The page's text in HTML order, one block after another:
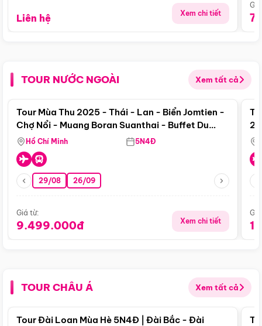
Liên hệ Xem chi tiết
TOUR NƯỚC NGOÀI Xem tất cả
Điểm nổi bật
Tour Mùa Thu 2025 - Thái - Lan - Biển Jomtien -
Chợ Nổi - Muang Boran Suanthai - Buffet Du
Thuyền Sông Chaophraya
Hồ Chí Minh 5N4Đ
29/08 26/09
Giá từ:
9.499.000đ Xem chi tiết
TOUR CHÂU Á Xem tất cả
Điểm nổi bật
Tour Đài Loan Mùa Hè 5N4Đ | Đài Bắc - Đài